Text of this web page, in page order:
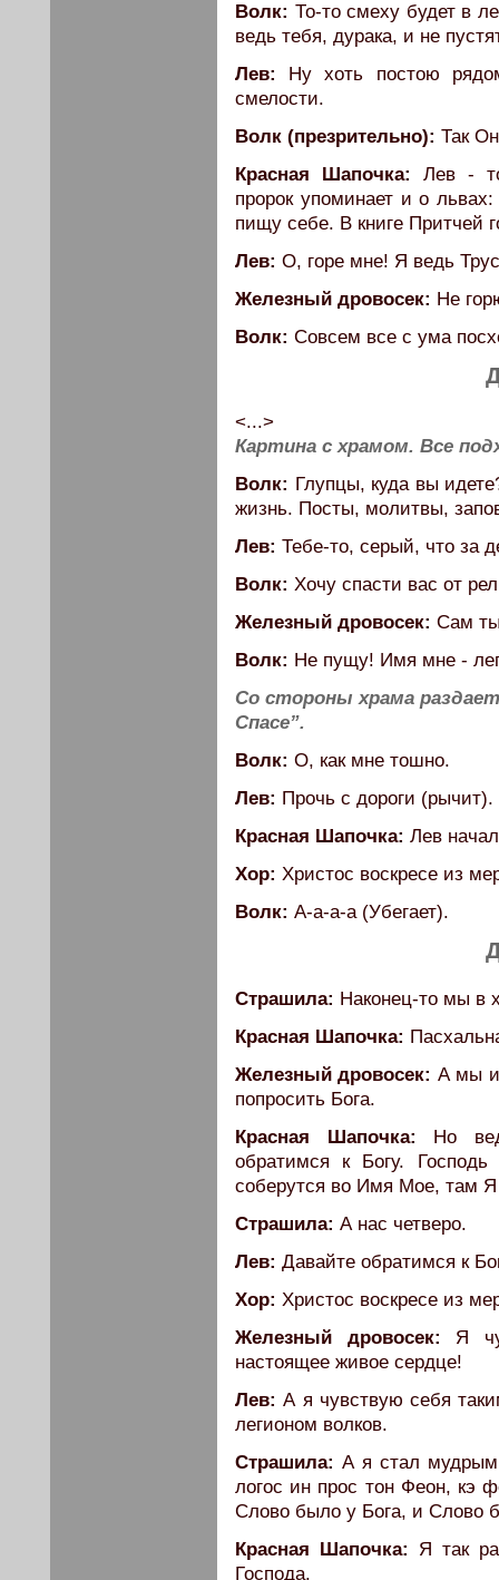
Волк: То-то смеху будет в
ведь тебя, дурака, и не
Лев:
Ну хоть постою
смелости.
Волк (презрительно): Так
Красная Шапочка:
Лев -
пророк упоминает и о
пищу себе. В книге Притчей
Лев: О, горе мне! Я ведь
Железный дровосек: Не
Волк: Совсем все с ума
<...>
Картина с храмом. Все
Волк: Глупцы, куда вы
жизнь. Посты, молитвы,
Лев: Тебе-то, серый, что за
Волк: Хочу спасти вас от
Железный дровосек: Сам
Волк: Не пущу! Имя мне -
Со стороны храма
Спасе”.
Волк: О, как мне тошно.
Лев: Прочь с дороги (рычит).
Красная Шапочка: Лев
Хор: Христос воскресе из
Волк: А-а-а-а (Убегает).
Страшила: Наконец-то мы в
Красная Шапочка:
Железный дровосек: А мы и
попросить Бога.
Красная Шапочка: Но
обратимся к Богу.
соберутся во Имя Moe, там Я
Страшила: А нас четверо.
Лев: Давайте обратимся к
Хор: Христос воскресе из
Железный дровосек: Я
настоящее живое сердце!
Лев: А я чувствую себя
легионом волков.
Страшила: А я стал
логос ин прос тон Феон, кэ
Слово было у Бога, и Слово
Красная Шапочка: Я так
Господа.